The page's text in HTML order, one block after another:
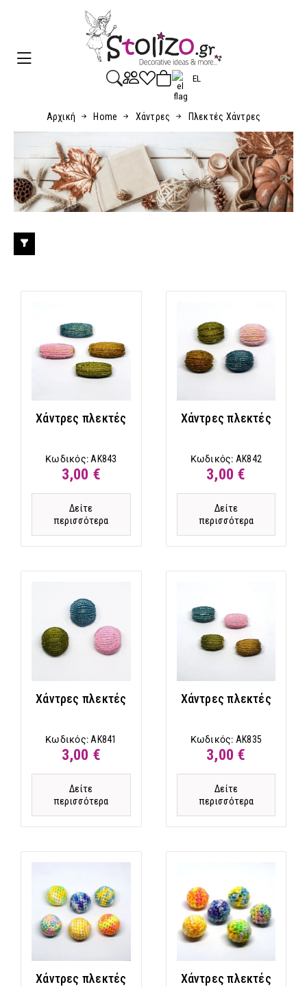
EL
Αρχική Home Χάντρες Πλεκτές Χάντρες
Χάντρες πλεκτές
Κωδικός: AK843
3,00 €
Δείτε
περισσότερα
Χάντρες πλεκτές
Κωδικός: AK842
3,00 €
Δείτε
περισσότερα
Χάντρες πλεκτές
Κωδικός: AK841
3,00 €
Δείτε
περισσότερα
Χάντρες πλεκτές
Κωδικός: AK835
3,00 €
Δείτε
περισσότερα
Χάντρες πλεκτές Χάντρες πλεκτές